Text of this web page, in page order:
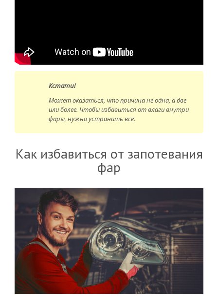
Кстати!
Может оказаться, что причина не одна, а две
или более. Чтобы избавиться от влаги внутри
фары, нужно устранить все.
Как избавиться от запотевания
фар